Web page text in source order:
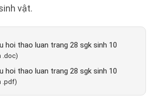
vật.
hoi thao luan trang 28 sgk sinh 10
.doc)
hoi thao luan trang 28 sgk sinh 10
.pdf)